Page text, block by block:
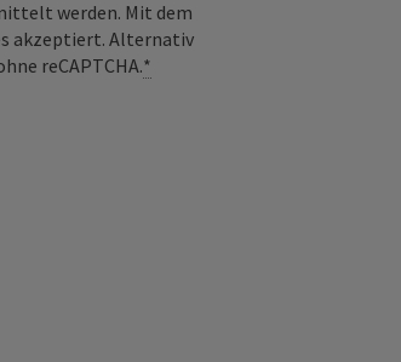
werden. Mit dem
akzeptiert. Alternativ
reCAPTCHA.*